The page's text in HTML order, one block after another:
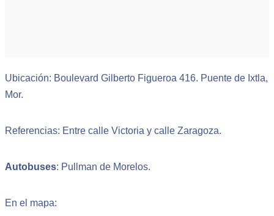
Ubicación: Boulevard Gilberto Figueroa 416. Puente de Ixtla,
Mor.
Referencias: Entre calle Victoria y calle Zaragoza.
Autobuses: Pullman de Morelos.
En el mapa: